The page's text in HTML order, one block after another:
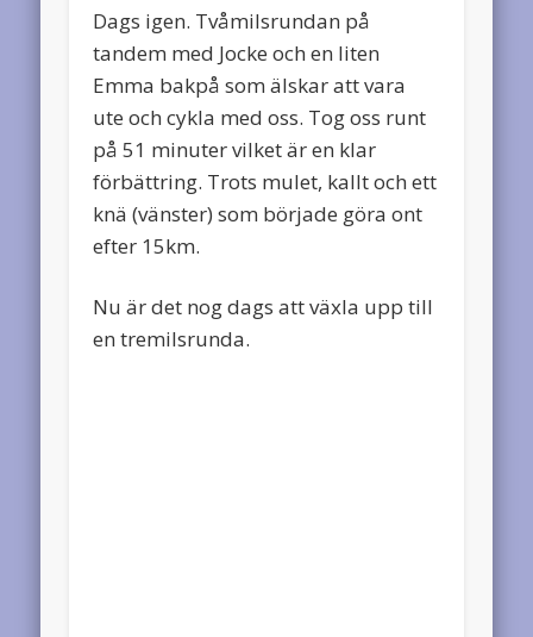
Dags igen. Tvåmilsrundan på
tandem med Jocke och en liten
Emma bakpå som älskar att vara
ute och cykla med oss. Tog oss runt
på 51 minuter vilket är en klar
förbättring. Trots mulet, kallt och ett
knä (vänster) som började göra ont
efter 15km.
Nu är det nog dags att växla upp till
en tremilsrunda.